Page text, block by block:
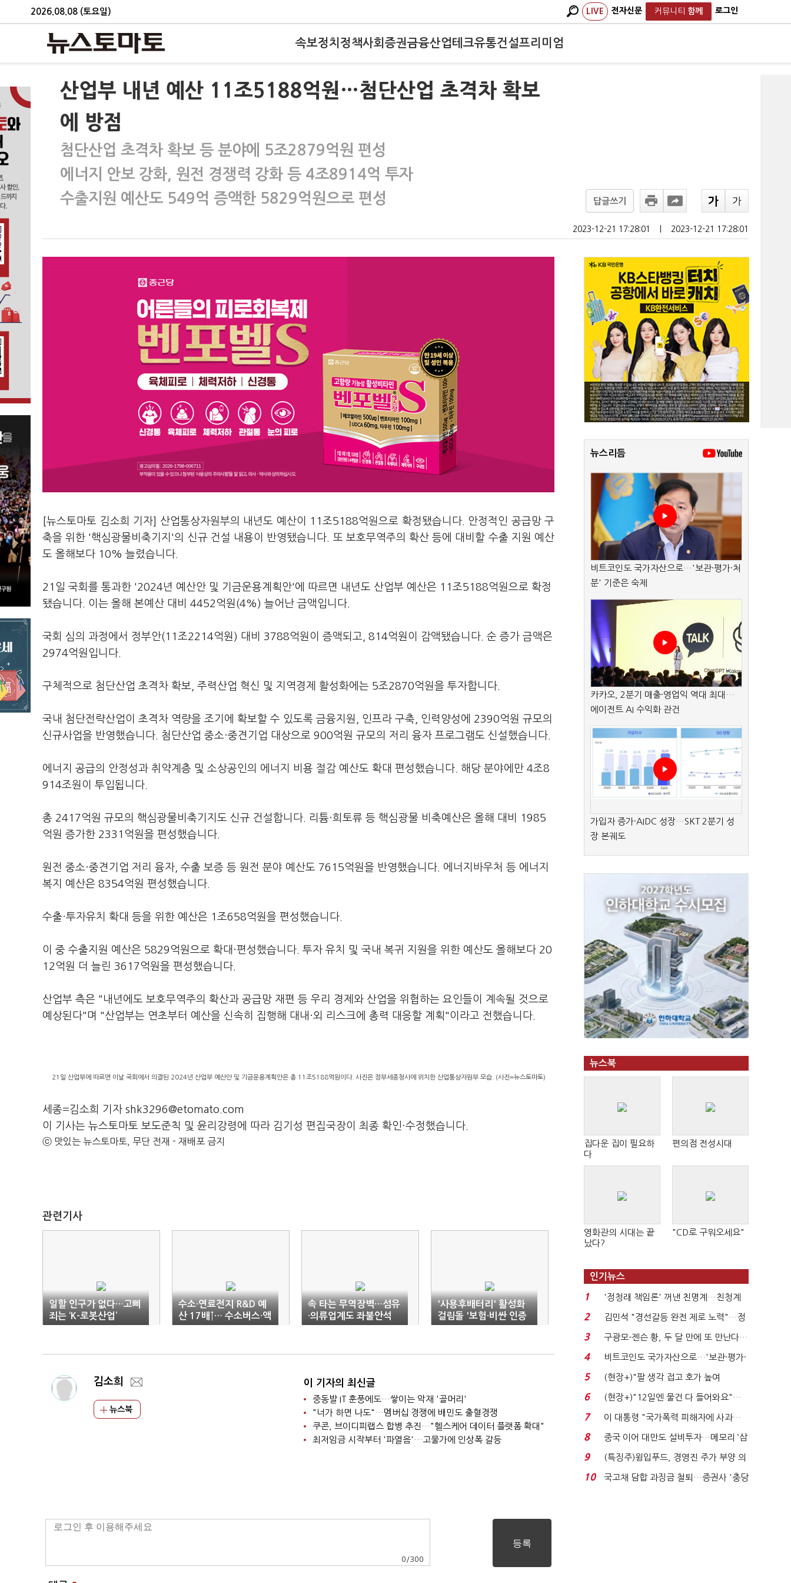
2026.08.08 (토요일) LIVE 전자신문 커뮤니티 함께 로그인
속보정치 정책사회 증권금융산업테크유통건설프리미엄
산업부 내년 예산 11조5188억원…첨단산업 초격차 확보
에 방점
첨단산업 초격차 확보 등 분야에 5조2879억원 편성
에너지 안보 강화, 원전 경쟁력 강화 등 4조8914억 투자
수출지원 예산도 549억 증액한 5829억원으로 편성
답글쓰기
2023-12-21 17:28:01 2023-12-21 17:28:01
[뉴스토마토 김소희 기자] 산업통상자원부의 내년도 예산이 11조5188억원으로 확정됐습니다. 안정적인 공급망 구
축을 위한 '핵심광물비축기지'의 신규 건설 내용이 반영됐습니다. 또 보호무역주의 확산 등에 대비할 수출 지원 예산
도 올해보다 10% 늘렸습니다.
21일 국회를 통과한 '2024년 예산안 및 기금운용계획안'에 따르면 내년도 산업부 예산은 11조5188억원으로 확정
됐습니다. 이는 올해 본예산 대비 4452억원(4%) 늘어난 금액입니다.
국회 심의 과정에서 정부안(11조2214억원) 대비 3788억원이 증액되고, 814억원이 감액됐습니다. 순 증가 금액은
2974억원입니다.
구체적으로 첨단산업 초격차 확보, 주력산업 혁신 및 지역경제 활성화에는 5조2870억원을 투자합니다.
국내 첨단전략산업이 초격차 역량을 조기에 확보할 수 있도록 금융지원, 인프라 구축, 인력양성에 2390억원 규모의
신규사업을 반영했습니다. 첨단산업 중소·중견기업 대상으로 900억원 규모의 저리 융자 프로그램도 신설했습니다.
에너지 공급의 안정성과 취약계층 및 소상공인의 에너지 비용 절감 예산도 확대 편성했습니다. 해당 분야에만 4조8
914조원이 투입됩니다.
총 2417억원 규모의 핵심광물비축기지도 신규 건설합니다. 리튬·희토류 등 핵심광물 비축예산은 올해 대비 1985
억원 증가한 2331억원을 편성했습니다.
원전 중소·중견기업 저리 융자, 수출 보증 등 원전 분야 예산도 7615억원을 반영했습니다. 에너지바우처 등 에너지
복지 예산은 8354억원 편성했습니다.
수출·투자유치 확대 등을 위한 예산은 1조658억원을 편성했습니다.
이 중 수출지원 예산은 5829억원으로 확대·편성했습니다. 투자 유치 및 국내 복귀 지원을 위한 예산도 올해보다 20
12억원 더 늘린 3617억원을 편성했습니다.
산업부 측은 "내년에도 보호무역주의 확산과 공급망 재편 등 우리 경제와 산업을 위협하는 요인들이 계속될 것으로
예상된다"며 "산업부는 연초부터 예산을 신속히 집행해 대내·외 리스크에 총력 대응할 계획"이라고 전했습니다.
21일 산업부에 따르면 이날 국회에서 의결된 2024년 산업부 예산안 및 기금운용계획안은 총 11조5188억원이다. 사진은 정부세종청사에 위치한 산업통상자원부 모습. (사진=뉴스토마토)
세종=김소희 기자 shk3296@etomato.com
이 기사는 뉴스토마토 보도준칙 및 윤리강령에 따라 김기성 편집국장이 최종 확인·수정했습니다.
ⓒ 맛있는 뉴스토마토, 무단 전재 - 재배포 금지
관련기사
일할 인구가 없다…고삐
죄는 ‘K-로봇산업’
수소·연료전지 R&D 예
산 17배↑… 수소버스·액
화수소 충전 확대
속 타는 무역장벽…섬유
·의류업계도 좌불안석
'사용후배터리' 활성화
걸림돌 '보험·비싼 인증
비용'
김소희
뉴스북
이 기자의 최신글
중동발 IT 훈풍에도…쌓이는 악재 '골머리'
"너가 하면 나도"…멤버십 경쟁에 배민도 출혈경쟁
쿠콘, 브이디피랩스 합병 추진…"헬스케어 데이터 플랫폼 확대"
최저임금 시작부터 '파열음'…고물가에 인상폭 갈등
0 /300
뉴스리듬
비트코인도 국가자산으로…'보관·평가·처
분' 기준은 숙제
카카오, 2분기 매출·영업익 역대 최대…
에이전트 AI 수익화 관건
가입자 증가·AIDC 성장…SKT 2분기 성
장 본궤도
뉴스북
집다운 집이 필요하
다
편의점 전성시대
영화관의 시대는 끝
났다?
"CD로 구워오세요"
인기뉴스
1
'정청래 책임론' 꺼낸 친명계…친청계
는 추가투표 때리기...
2
김민석 "경선갈등 완전 제로 노력"…정
청래 "반명 공세 사...
3
구광모-젠슨 황, 두 달 만에 또 만난다…
로봇·AI 등 논...
4
비트코인도 국가자산으로…'보관·평가·
처분' 기준은 ...
5
(현장+)"팔 생각 접고 호가 높여
요"…'덜 똘똘한 한 채' 20...
6
(현장+)"12일엔 물건 다 들어와요"…
빈 매대 채우며 문 연 ...
7
이 대통령 "국가폭력 피해자에 사과…
적극적 조사로 진...
8
중국 이어 대만도 설비투자…메모리 ‘삼
국전쟁’
9
(특징주)윙입푸드, 경영진 주가 부양 의
지에 상한가...
10
국고채 담합 과징금 철퇴…증권사 '충당